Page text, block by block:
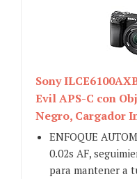
Sony
Evil APS-C con
Negro, Cargador
ENFOQUE
0.02s AF,
para mantener a